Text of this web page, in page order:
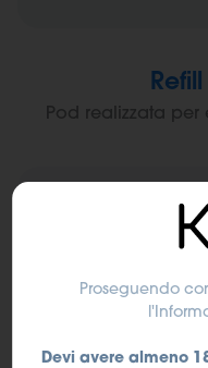
Pod realizzata
Proseguendo
Devi avere almeno